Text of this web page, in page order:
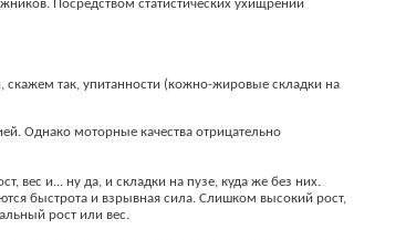
Посредством статистических ухищрений
так, упитанности (кожно-жировые складки на
Однако моторные качества отрицательно
вес и... ну да, и складки на пузе, куда же без них.
быстрота и взрывная сила. Слишком высокий рост,
рост или вес.